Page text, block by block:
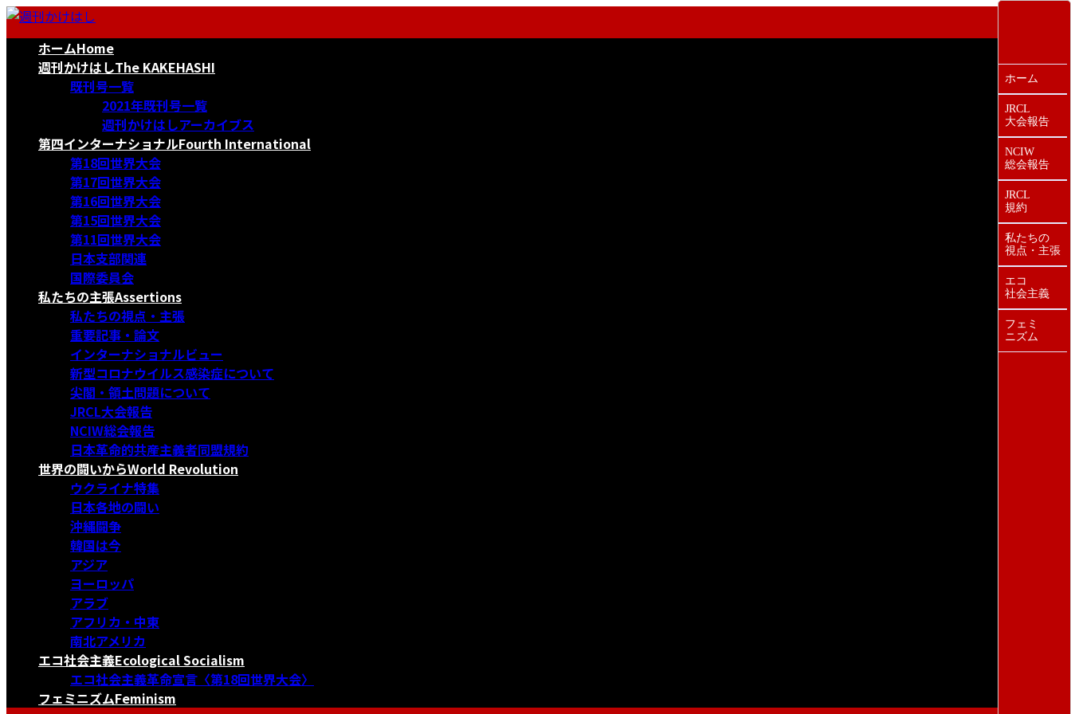
コ
ナ
ホームHome
週刊かけはしThe KAKEHASHI
既刊号一覧
2021年既刊号一覧
週刊かけはしアーカイブス
第四インターナショナルFourth International
第18回世界大会
第17回世界大会
第16回世界大会
第15回世界大会
第11回世界大会
日本支部関連
国際委員会
私たちの主張Assertions
私たちの視点・主張
重要記事・論文
インターナショナルビュー
新型コロナウイルス感染症について
尖閣・領土問題について
JRCL大会報告
NCIW総会報告
日本革命的共産主義者同盟規約
世界の闘いからWorld Revolution
ウクライナ特集
日本各地の闘い
沖縄闘争
韓国は今
アジア
ヨーロッパ
アラブ
アフリカ・中東
南北アメリカ
エコ社会主義Ecological Socialism
エコ社会主義革命宣言〈第18回世界大会〉
フェミニズムFeminism
ホーム
JRCL
大会報告
NCIW
総会報告
JRCL
規約
私たちの
視点・主張
エコ
社会主義
フェミ
ニズム